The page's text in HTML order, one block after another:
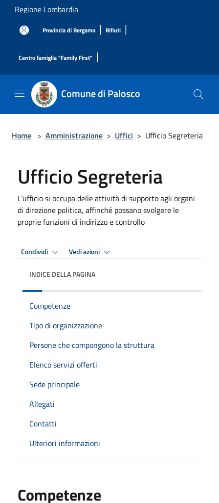
Salta al contenuto principale
Regione Lombardia
Provincia di Bergamo | Rifiuti |
Centro famiglia "Family First" |
Comune di Palosco
Home > Amministrazione > Uffici > Ufficio Segreteria
Ufficio Segreteria
L’ufficio si occupa delle attività di supporto agli organi
di direzione politica, affinché possano svolgere le
proprie funzioni di indirizzo e controllo
Condividi Vedi azioni
INDICE DELLA PAGINA
Competenze
Tipo di organizzazione
Persone che compongono la struttura
Elenco servizi offerti
Sede principale
Allegati
Contatti
Ulteriori informazioni
Competenze